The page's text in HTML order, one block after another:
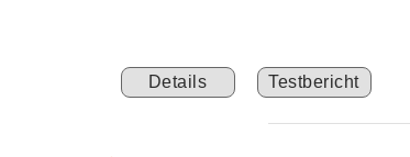
Details Testbericht